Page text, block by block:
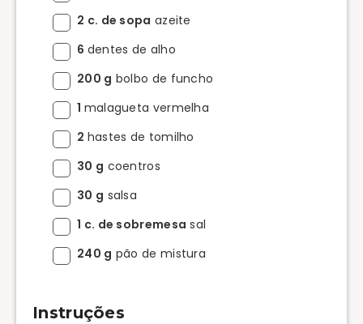
2 c. de sopa azeite
6 dentes de alho
200 g bolbo de funcho
1 malagueta vermelha
2 hastes de tomilho
30 g coentros
30 g salsa
1 c. de sobremesa sal
240 g pão de mistura
Instruções